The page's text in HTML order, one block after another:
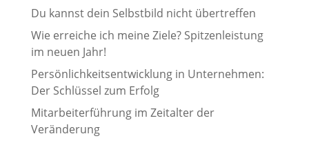
Du kannst dein Selbstbild nicht übertreffen
Wie erreiche ich meine Ziele? Spitzenleistung
im neuen Jahr!
Persönlichkeitsentwicklung in Unternehmen:
Der Schlüssel zum Erfolg
Mitarbeiterführung im Zeitalter der
Veränderung